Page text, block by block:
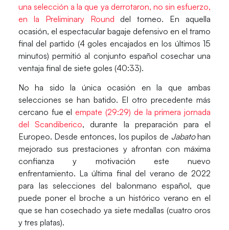
una selección a la que ya derrotaron, no sin esfuerzo,
en la Preliminary Round del torneo. En aquella
ocasión, el espectacular bagaje defensivo en el tramo
final del partido (4 goles encajados en los últimos 15
minutos) permitió al conjunto español cosechar una
ventaja final de siete goles (40:33).
No ha sido la única ocasión en la que ambas
selecciones se han batido. El otro precedente más
cercano fue elempate (29:29) de la primera jornada
del Scandiberico, durante la preparación para el
Europeo. Desde entonces, los pupilos de Jabatohan
mejorado sus prestaciones y afrontan con máxima
confianza y motivación este nuevo
enfrentamiento. La última final del verano de 2022
para las selecciones del balonmano español, que
puede poner el broche a un histórico verano en el
que se han cosechado ya siete medallas (cuatro oros
y tres platas).